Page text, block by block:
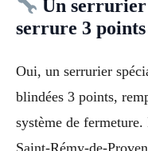
Un
serrure 3 points
Oui, un serrurier
blindées 3 points,
système de
Saint-Rémy-de-